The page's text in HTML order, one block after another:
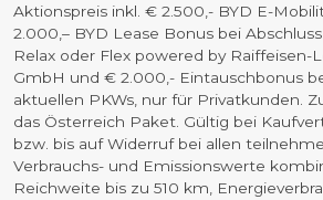
Aktionspreis inkl. € 2.500,- BYD E-
2.000,– BYD Lease Bonus bei
Relax oder Flex powered by Raiffeisen-
GmbH und € 2.000,- Eintauschbonus
aktuellen PKWs, nur für Privatkunden.
das Österreich Paket. Gültig bei
bzw. bis auf Widerruf bei allen
Verbrauchs- und Emissionswerte
Reichweite bis zu 510 km,